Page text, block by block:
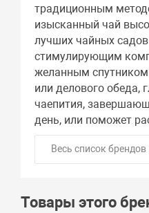
традиционным
изысканный чай
лучших чайных
стимулирующим
желанным
или делового обеда,
чаепития,
день, или поможет
Весь список брендов
Товары этого